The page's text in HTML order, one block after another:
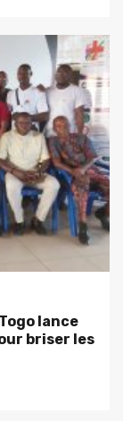
lance
briser les